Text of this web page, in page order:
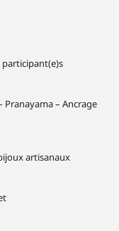
participant(e)s
Pranayama – Ancrage
artisanaux